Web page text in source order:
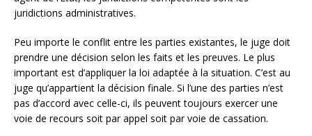
juridictions administratives.
Peu importe le conflit entre les parties existantes, le juge doit
prendre une décision selon les faits et les preuves. Le plus
important est d’appliquer la loi adaptée à la situation. C’est au
juge qu’appartient la décision finale. Si l’une des parties n’est
pas d’accord avec celle-ci, ils peuvent toujours exercer une
voie de recours soit par appel soit par voie de cassation.